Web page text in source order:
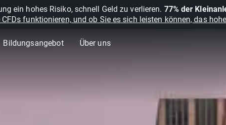
ein hohes Risiko, schnell Geld zu verlieren. 77% der
funktionieren, und ob Sie es sich leisten können, das
Bildungsangebot Über uns